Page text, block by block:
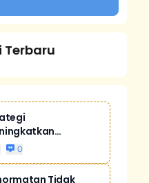
Terbaru
Melalui
0
Tidak